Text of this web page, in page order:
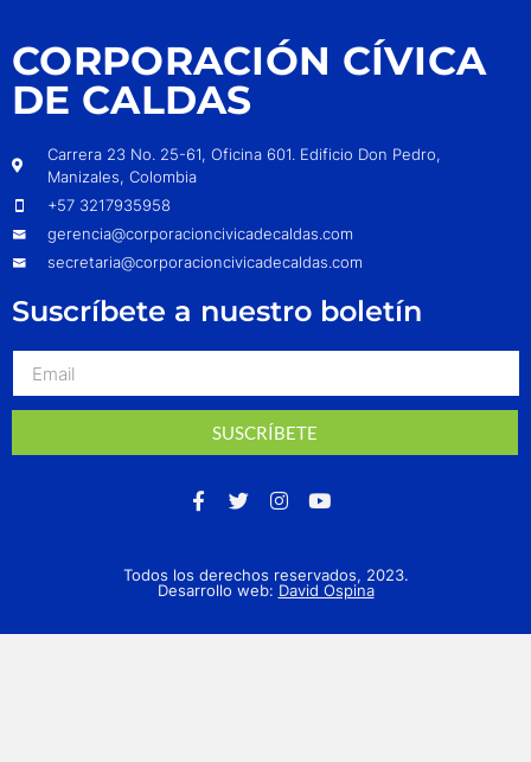
CORPORACIÓN CÍVICA
DE CALDAS
Carrera 23 No. 25-61, Oficina 601. Edificio Don Pedro,
Manizales, Colombia
+57 3217935958
gerencia@corporacioncivicadecaldas.com
secretaria@corporacioncivicadecaldas.com
Suscríbete a nuestro boletín
SUSCRÍBETE
Todos los derechos reservados, 2023.
Desarrollo web: David Ospina